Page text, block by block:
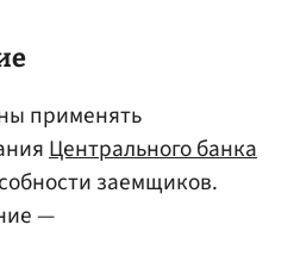
применять
Центрального банка
заемщиков.
—